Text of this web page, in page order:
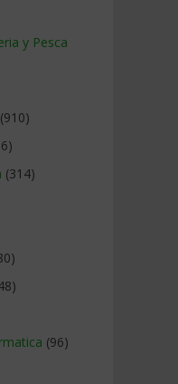
y Pesca
(910)
(314)
(96)